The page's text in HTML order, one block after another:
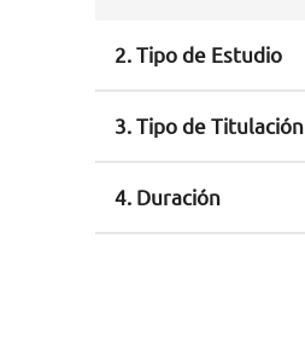
2. Tipo de Estudio
3. Tipo de Titulación
4. Duración